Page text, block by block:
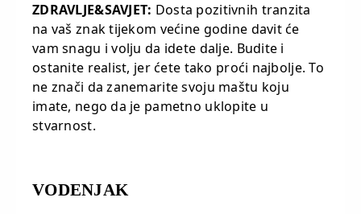
ZDRAVLJE&SAVJET: Dosta pozitivnih tranzita
na vaš znak tijekom većine godine davit će
vam snagu i volju da idete dalje. Budite i
ostanite realist, jer ćete tako proći najbolje. To
ne znači da zanemarite svoju maštu koju
imate, nego da je pametno uklopite u
stvarnost.
VODENJAK